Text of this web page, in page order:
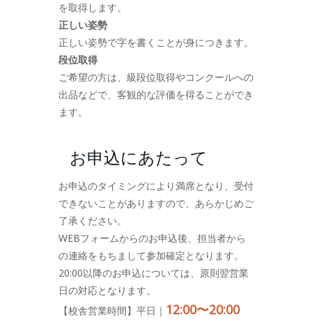
を取得します。
正しい姿勢
正しい姿勢で字を書くことが身につきます。
段位取得
ご希望の方は、級段位取得やコンクールへの
出品などで、客観的な評価を得ることができ
ます。
お申込にあたって
お申込のタイミングにより満席となり、受付
できないことがありますので、あらかじめご
了承ください。
WEBフォームからのお申込後、担当者から
の連絡をもちまして参加確定となります。
20:00以降のお申込については、原則翌営業
日の対応となります。
【校舎営業時間】平日｜ 12:00〜20:00